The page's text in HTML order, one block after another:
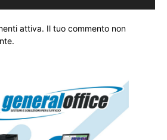
attiva. Il tuo commento non